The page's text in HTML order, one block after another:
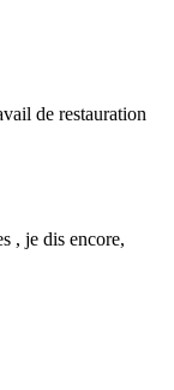
de restauration
, je dis encore,